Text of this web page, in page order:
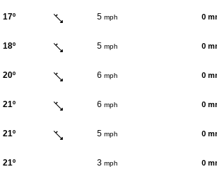
17º 5 mph 0
18º 5 mph 0
20º 6 mph 0
21º 6 mph 0
21º 5 mph 0
21º 3 mph 0